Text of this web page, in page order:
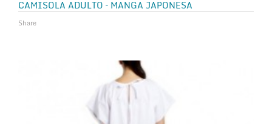
CAMISOLA ADULTO – MANGA JAPONESA
Share